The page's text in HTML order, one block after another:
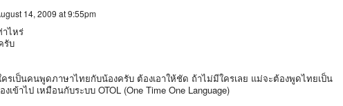
14, 2009 at 9:55pm
ไหร่
รับ
รเป็นคนพูดภาษาไทยกับน้องครับ ต้องเอาให้ชัด ถ้าไม่มีใครเลย แม่จะต้องพูดไทยเป็น
ข้าไป เหมือนกับระบบ OTOL (One Time One Language)